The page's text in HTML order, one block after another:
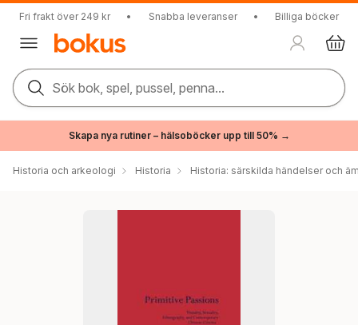
Fri frakt över 249 kr • Snabba leveranser • Billiga böcker
Sök bok, spel, pussel, penna...
Skapa nya rutiner – hälsoböcker upp till 50% →
Historia och arkeologi Historia Historia: särskilda händelser och